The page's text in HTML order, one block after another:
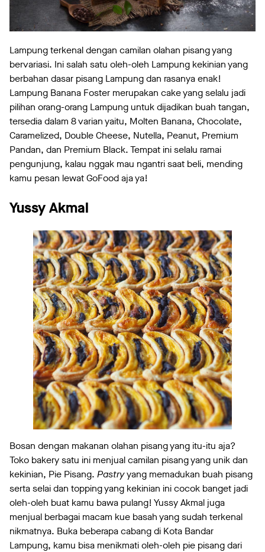
Lampung terkenal dengan camilan olahan pisang yang
bervariasi. Ini salah satu oleh-oleh Lampung kekinian yang
berbahan dasar pisang Lampung dan rasanya enak!
Lampung Banana Foster merupakan cake yang selalu jadi
pilihan orang-orang Lampung untuk dijadikan buah tangan,
tersedia dalam 8 varian yaitu, Molten Banana, Chocolate,
Caramelized, Double Cheese, Nutella, Peanut, Premium
Pandan, dan Premium Black. Tempat ini selalu ramai
pengunjung, kalau nggak mau ngantri saat beli, mending
kamu pesan lewat GoFood aja ya!
Yussy Akmal
Bosan dengan makanan olahan pisang yang itu-itu aja?
Toko bakery satu ini menjual camilan pisang yang unik dan
kekinian, Pie Pisang. Pastryyang memadukan buah pisang
serta selai dan topping yang kekinian ini cocok banget jadi
oleh-oleh buat kamu bawa pulang! Yussy Akmal juga
menjual berbagai macam kue basah yang sudah terkenal
nikmatnya. Buka beberapa cabang di Kota Bandar
Lampung, kamu bisa menikmati oleh-oleh pie pisang dari